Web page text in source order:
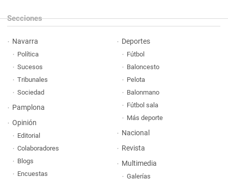
Secciones
Navarra
Política
Sucesos
Tribunales
Sociedad
Pamplona
Opinión
Editorial
Colaboradores
Blogs
Encuestas
Deportes
Fútbol
Baloncesto
Pelota
Balonmano
Fútbol sala
Más deporte
Nacional
Revista
Multimedia
Galerías